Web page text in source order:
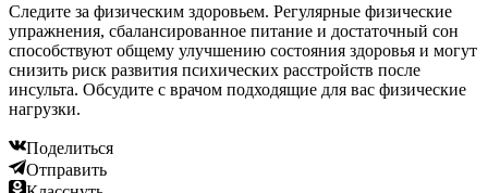
Следите за физическим здоровьем. Регулярные физические
упражнения, сбалансированное питание и достаточный сон
способствуют общему улучшению состояния здоровья и могут
снизить риск развития психических расстройств после
инсульта. Обсудите с врачом подходящие для вас физические
нагрузки.
Поделиться
Отправить